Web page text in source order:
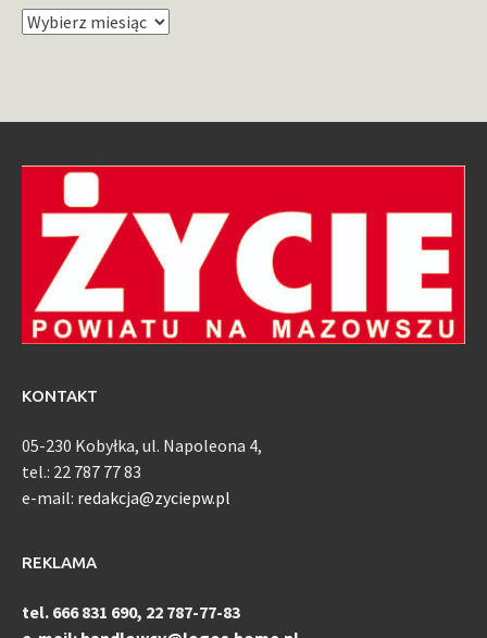
Archiwum
KONTAKT
05-230 Kobyłka, ul. Napoleona 4,
tel.: 22 787 77 83
e-mail: redakcja@zyciepw.pl
REKLAMA
tel. 666 831 690, 22 787-77-83